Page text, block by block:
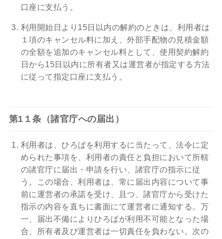
口座に支払う。
利用開始日より15日以内の解約のときは、利用者は
１項のキャンセル料に加え、外部手配物の見積金額
の全額を追加のキャンセル料として、使用契約解約
日から15日以内に所有者又は運営者が指定する方法
に従って指定口座に支払う。
第1１条（諸官庁への届出）
利用者は、ひろばを利用するに当たって、法令に定
められた事項を、利用者の責任と負担において所轄
の諸官庁に届出・申請を行い、諸官庁の指示に従
う。この場合、利用者は、常に届出内容について事
前に運営者の承諾を受け、且つ、諸官庁から受けた
指示の内容を直ちに書面にて運営者に通知する。万
一、届出不備によりひろばが利用不可能となった場
合、所有者及び運営者は一切責任を負わない。次の